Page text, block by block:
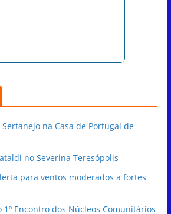
na Casa de Portugal de
no Severina Teresópolis
para ventos moderados a fortes
Encontro dos Núcleos Comunitários